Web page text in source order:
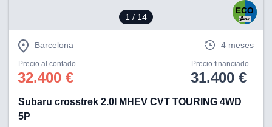
1 / 14
Barcelona 4 meses
Precio al contado
32.400 €
Precio financiado
31.400 €
Subaru crosstrek 2.0I MHEV CVT TOURING 4WD
5P